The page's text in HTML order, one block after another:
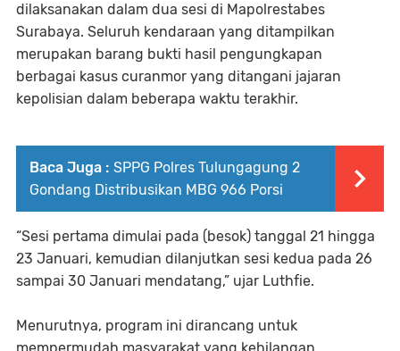
dilaksanakan dalam dua sesi di Mapolrestabes
Surabaya. Seluruh kendaraan yang ditampilkan
merupakan barang bukti hasil pengungkapan
berbagai kasus curanmor yang ditangani jajaran
kepolisian dalam beberapa waktu terakhir.
Baca Juga : SPPG Polres Tulungagung 2
Gondang Distribusikan MBG 966 Porsi
“Sesi pertama dimulai pada (besok) tanggal 21 hingga
23 Januari, kemudian dilanjutkan sesi kedua pada 26
sampai 30 Januari mendatang,” ujar Luthfie.
Menurutnya, program ini dirancang untuk